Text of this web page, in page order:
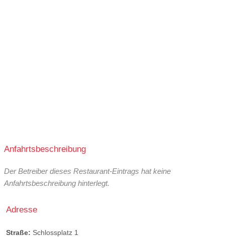
Anfahrtsbeschreibung
Der Betreiber dieses Restaurant-Eintrags hat keine
Anfahrtsbeschreibung hinterlegt.
Adresse
Straße: Schlossplatz 1